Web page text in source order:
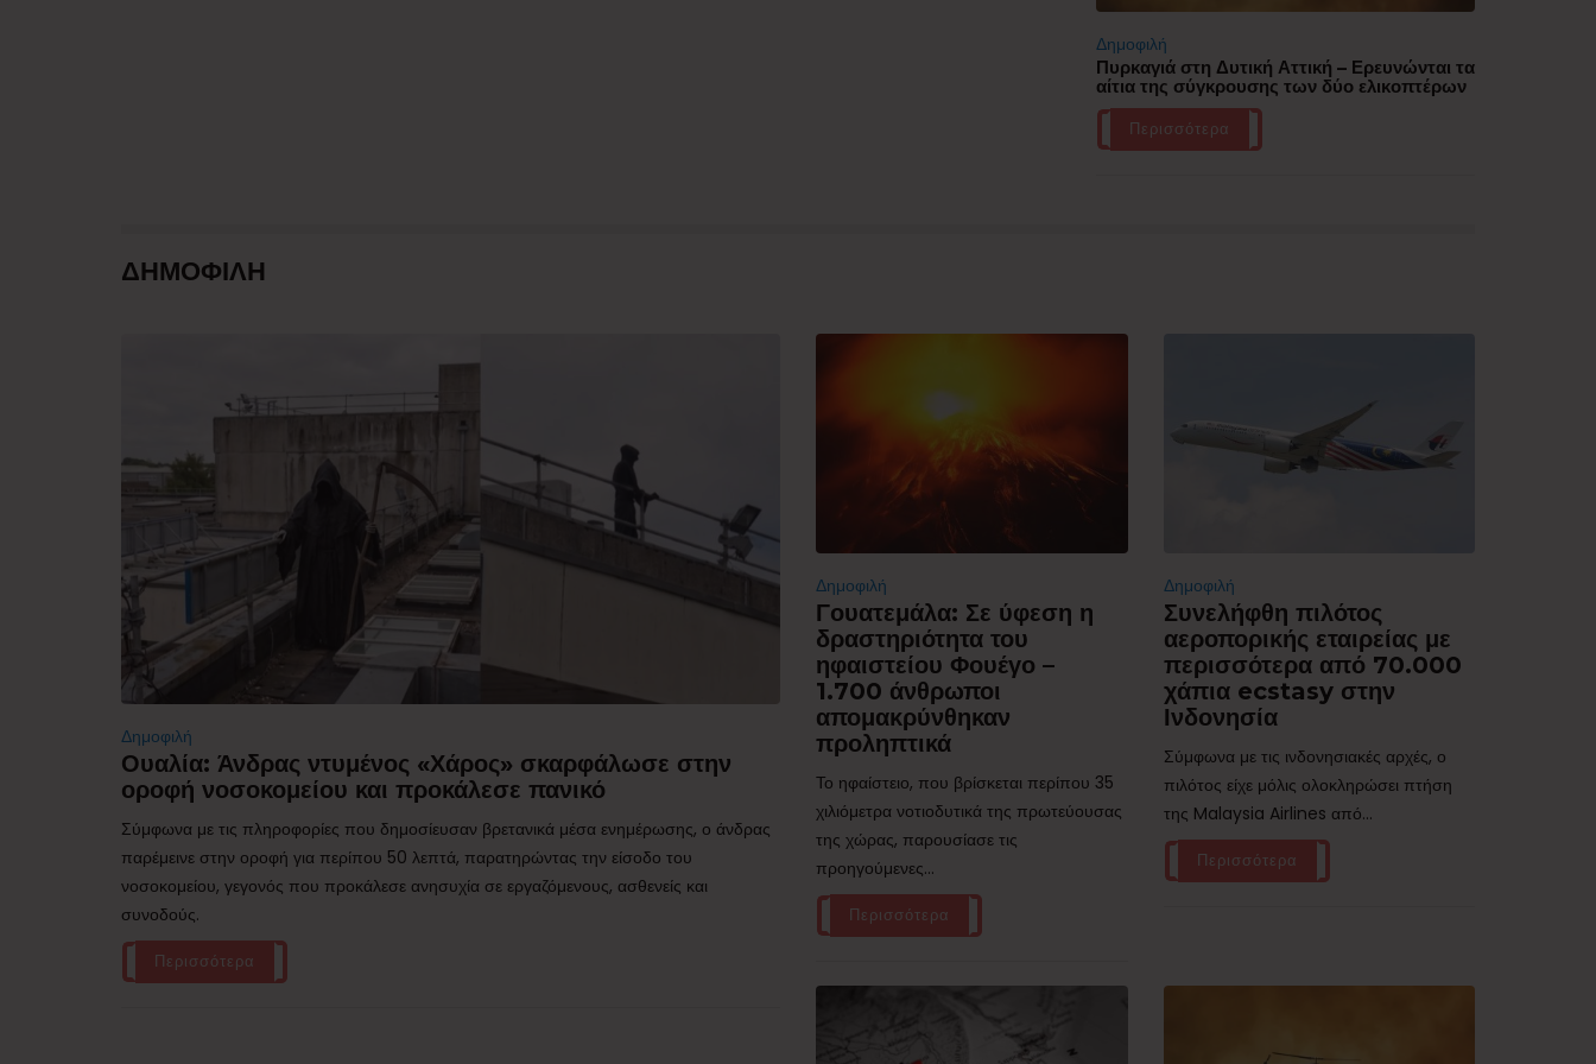
Δημοφιλή
Πυρκαγιά στη Δυτική Αττική – Ερευνώνται τα
αίτια της σύγκρουσης των δύο ελικοπτέρων
Περισσότερα
ΔΗΜΟΦΙΛΗ
Δημοφιλή
Ουαλία: Άνδρας ντυμένος «Χάρος» σκαρφάλωσε στην
οροφή νοσοκομείου και προκάλεσε πανικό
Σύμφωνα με τις πληροφορίες που δημοσίευσαν βρετανικά μέσα ενημέρωσης, ο άνδρας
παρέμεινε στην οροφή για περίπου 50 λεπτά, παρατηρώντας την είσοδο του
νοσοκομείου, γεγονός που προκάλεσε ανησυχία σε εργαζόμενους, ασθενείς και
συνοδούς.
Περισσότερα
Δημοφιλή
Γουατεμάλα: Σε ύφεση η
δραστηριότητα του
ηφαιστείου Φουέγο –
1.700 άνθρωποι
απομακρύνθηκαν
προληπτικά
Το ηφαίστειο, που βρίσκεται περίπου 35
χιλιόμετρα νοτιοδυτικά της πρωτεύουσας
της χώρας, παρουσίασε τις
προηγούμενες...
Περισσότερα
Δημοφιλή
Συνελήφθη πιλότος
αεροπορικής εταιρείας με
περισσότερα από 70.000
χάπια ecstasy στην
Ινδονησία
Σύμφωνα με τις ινδονησιακές αρχές, ο
πιλότος είχε μόλις ολοκληρώσει πτήση
της Malaysia Airlines από...
Περισσότερα